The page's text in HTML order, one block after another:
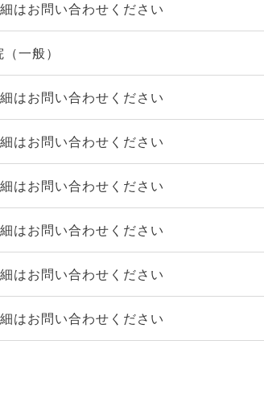
はお問い合わせください
一般）
はお問い合わせください
はお問い合わせください
はお問い合わせください
はお問い合わせください
はお問い合わせください
はお問い合わせください